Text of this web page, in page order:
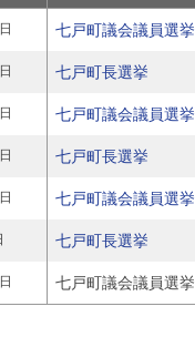
七戸町議会議員選挙
七戸町長選挙
七戸町議会議員選挙
七戸町長選挙
七戸町議会議員選挙
七戸町長選挙
七戸町議会議員選挙